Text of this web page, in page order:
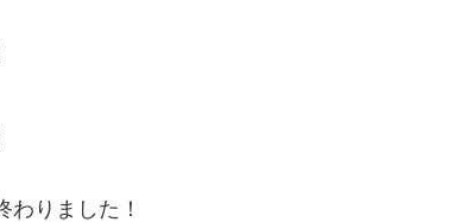
わりました！